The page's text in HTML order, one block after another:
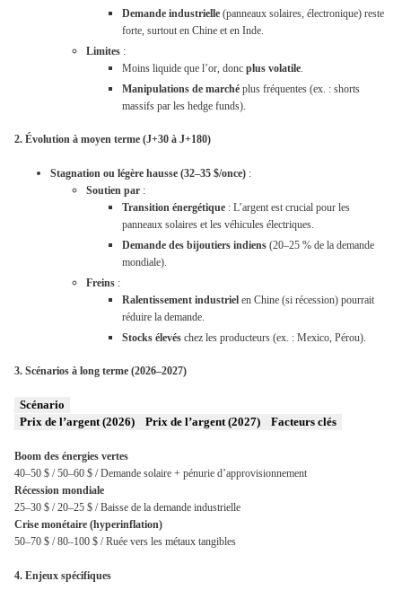
Demande industrielle (panneaux solaires, électronique) reste
forte, surtout en Chine et en Inde.
Limites :
Moins liquide que l’or, donc plus volatile
Manipulations de marché plus fréquentes (ex. : shorts
massifs par les hedge funds).
2. Évolution à moyen terme (J+30 à J+180)
Stagnation ou légère hausse (32–35 $/once) :
Soutien par :
Transition énergétique : L’argent est crucial pour les
panneaux solaires et les véhicules électriques.
Demande des bijoutiers indiens (20–25 % de la demande
mondiale).
Freins :
Ralentissement industriel en Chine (si récession) pourrait
réduire la demande.
Stocks élevés chez les producteurs (ex. : Mexico, Pérou).
3. Scénarios à long terme (2026–2027)
Scénario
Prix de l’argent (2026)
Prix de l’argent (2027) Facteurs clés
Boom des énergies vertes
40–50 $ /50–60 $ /Demande solaire + pénurie d’approvisionnement
Récession mondiale
25–30 $ /20–25 $ /Baisse de la demande industrielle
Crise monétaire (hyperinflation)
50–70 $ /80–100 $ /Ruée vers les métaux tangibles
4. Enjeux spécifiques